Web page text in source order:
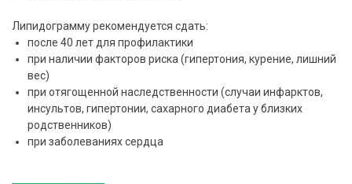
Липидограмму рекомендуется сдать:
после 40 лет для профилактики
при наличии факторов риска (гипертония, курение, лишний
вес)
при отягощенной наследственности (случаи инфарктов,
инсультов, гипертонии, сахарного диабета у близких
родственников)
при заболеваниях сердца